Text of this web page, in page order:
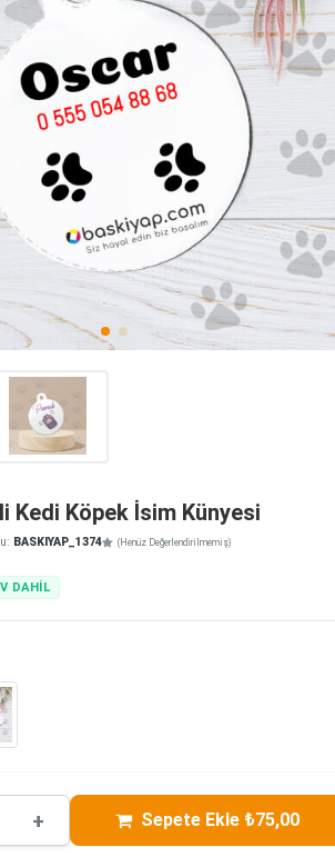
Kedi Köpek İsim Künyesi
BASKIYAP_1374 (Henüz Değerlendirilmemiş)
DAHİL
+ Sepete Ekle ₺75,00